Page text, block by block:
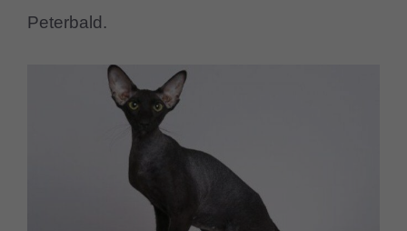
Peterbald.